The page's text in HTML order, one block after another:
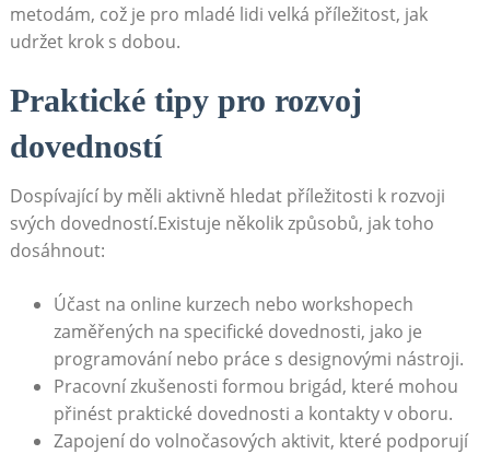
metodám, což je pro mladé lidi velká příležitost, jak
udržet krok s dobou.
Praktické tipy pro rozvoj
dovedností
Dospívající by měli aktivně hledat příležitosti k rozvoji
svých dovedností.Existuje několik způsobů, jak toho
dosáhnout:
Účast na online kurzech nebo workshopech
zaměřených na specifické dovednosti, jako je
programování nebo práce s designovými nástroji.
Pracovní zkušenosti formou brigád, které mohou
přinést praktické dovednosti a kontakty v oboru.
Zapojení do volnočasových aktivit, které podporují